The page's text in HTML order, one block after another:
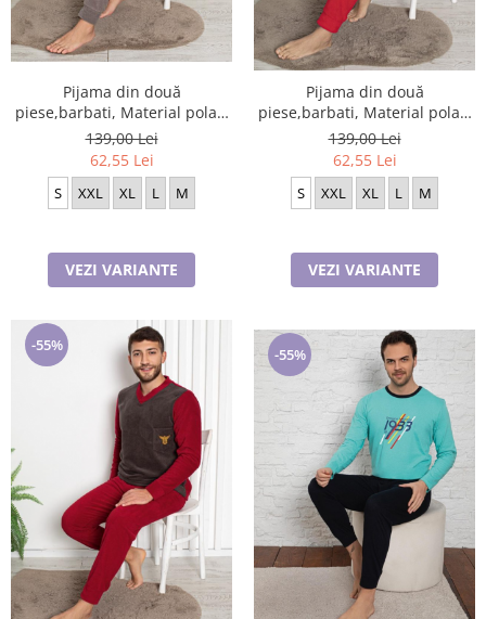
Pijama din două
piese,barbati, Material polar,
Lux, Baki36, 100%micro
139,00 Lei
62,55 Lei
S XXL XL L M
VEZI VARIANTE
Pijama din două
piese,barbati, Material polar,
Lux, Baki32 100%micro
139,00 Lei
62,55 Lei
S XXL XL L M
VEZI VARIANTE
-55%
-55%